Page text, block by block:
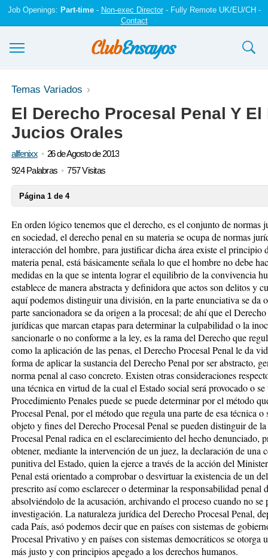
Job Openings: Part-time- Non-exec Director- Fully Remote UK/EU/CH -
Contact
Ensayos y trabajos
Registrarse
Iniciar sesión
Temas Variados
El Derecho Procesal Penal Y
Jucios Orales
allfenixx
26 de Agosto de 2013
924 Palabras
757 Visitas
Página 1 de 4
En orden lógico tenemos que el derecho, es el conjunto de normas
en sociedad, el derecho penal en su materia se ocupa de normas
interacción del hombre, para justificar dicha área existe el principio
materia penal, está básicamente señala lo que el hombre no debe
medidas en la que se intenta lograr el equilibrio de la convivencia
establece de manera abstracta y definidora que actos son delitos y
aquí podemos distinguir una división, en la parte enunciativa se da
parte sancionadora se da origen a la procesal; de ahí que el
jurídicas que marcan etapas para determinar la culpabilidad o la
sancionarle o no conforme a la ley, es la rama del Derecho que
como la aplicación de las penas, el Derecho Procesal Penal le da
forma de aplicar la sustancia del Derecho Penal por ser abstracto,
norma penal al caso concreto. Existen otras consideraciones
una técnica en virtud de la cual el Estado social será provocado o
Procedimiento Penales puede se puede determinar por el método
Procesal Penal, por el método que regula una parte de esa técnica
objeto y fines del Derecho Procesal Penal se pueden distinguir de
Procesal Penal radica en el esclarecimiento del hecho denunciado,
obtener, mediante la intervención de un juez, la declaración de una
punitiva del Estado, quien la ejerce a través de la acción del
Penal está orientado a comprobar o desvirtuar la existencia de un
prescrito así como esclarecer o determinar la responsabilidad penal
absolviéndolo de la acusación, archivando el proceso cuando no se
investigación. La naturaleza jurídica del Derecho Procesal Penal,
cada País, asó podemos decir que en países con sistemas de
Procesal Privativo y en países con sistemas democráticos se
más justo y con principios apegado a los derechos humanos.